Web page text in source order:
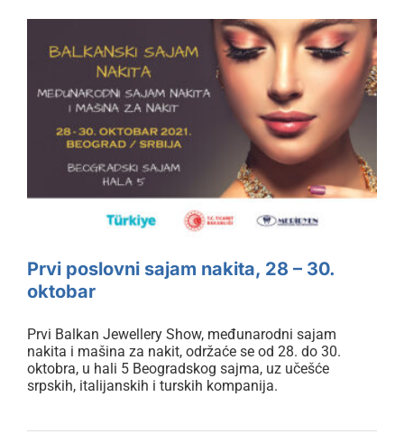
Prvi poslovni sajam nakita, 28 –
30. oktobar
Prvi poslovni sajam nakita, 28 – 30.
oktobar
Prvi Balkan Jewellery Show, međunarodni sajam
nakita i mašina za nakit, održaće se od 28. do 30.
oktobra, u hali 5 Beogradskog sajma, uz učešće
srpskih, italijanskih i turskih kompanija.